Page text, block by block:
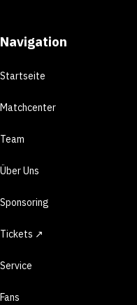
Navigation
Startseite
Matchcenter
Team
Über Uns
Sponsoring
Tickets ↗
Service
Fans